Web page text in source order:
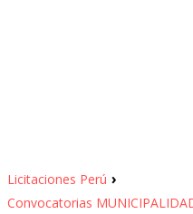
Licitaciones Perú ›
Convocatorias